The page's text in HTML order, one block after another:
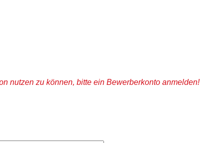
nutzen zu können, bitte ein Bewerberkonto anmelden!